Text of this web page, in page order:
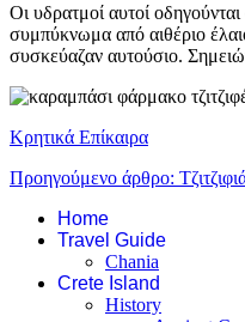
Οι υδρατμοί αυτοί
συμπύκνωμα από αιθέριο
συσκεύαζαν αυτούσιο.
Κρητικά Επίκαιρα
Προηγούμενο άρθρο:
Home
Travel Guide
Chania
Crete Island
History